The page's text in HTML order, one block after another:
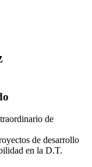
de
de desarrollo
en la D.T.